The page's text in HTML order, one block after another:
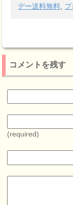
デー送料無料
コメントを残す
(required)